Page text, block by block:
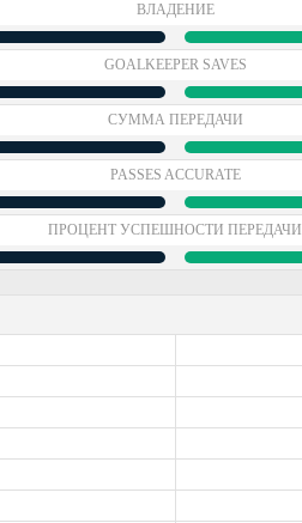
ВЛАДЕНИЕ
GOALKEEPER SAVES
СУММА ПЕРЕДАЧИ
PASSES ACCURATE
ПРОЦЕНТ УСПЕШНОСТИ ПЕРЕДАЧИ